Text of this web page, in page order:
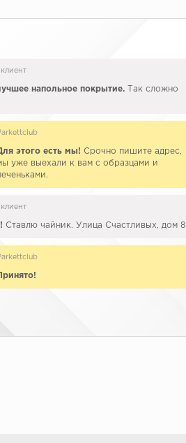
напольное покрытие.Так сложно
этого есть мы! Срочно пишите адрес,
уже выехали к вам с образцами и
Ставлю чайник. Улица Счастливых, дом 8